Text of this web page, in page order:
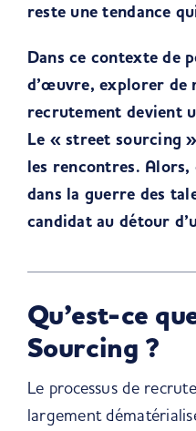
reste une tendance
Dans ce contexte de
d’œuvre, explorer de
recrutement devient
Le « street sourcing
les rencontres.
dans la guerre des
candidat au détour
Qu’est-ce
Sourcing ?
Le processus de
largement